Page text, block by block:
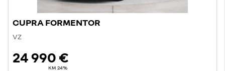
CUPRA FORMENTOR
VZ
24 990 €
KM 24%